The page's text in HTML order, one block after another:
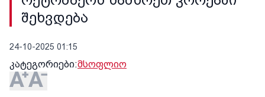
შეხვდება
24-10-2025 01:15
კატეგორიები:მსოფლიო